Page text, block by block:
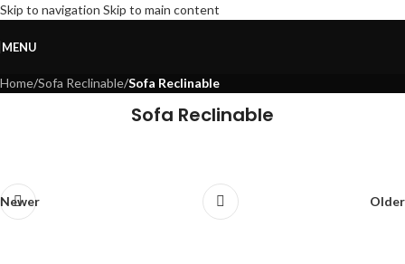
Skip to navigation Skip to main content
MENU
Sofa Reclinable
Home/Sofa Reclinable/Sofa Reclinable
Sofa Reclinable
Newer Older